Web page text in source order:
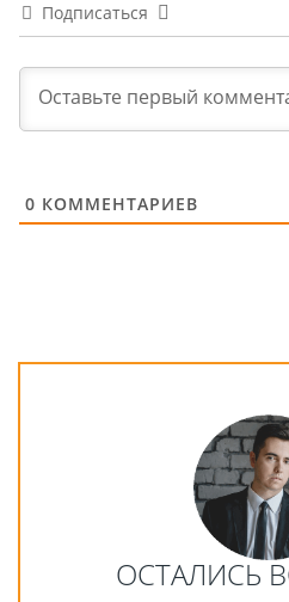
Подписаться
0 КОММЕНТАРИЕВ
ОСТАЛИСЬ